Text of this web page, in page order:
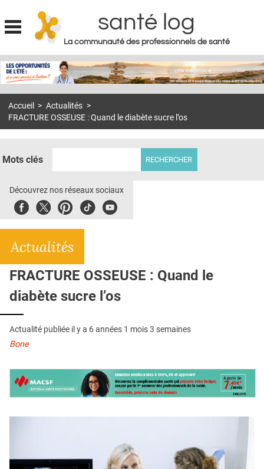
Jump to navigation
santé log
La communauté des professionnels de santé
MON COMPTE
S'ABONNER À LA REVUE SOIN À DOMICILE
DOSSIERS
E-REVUE SAD
L'APP
QUI SOMMES-NOUS ?
PUBLICITÉ
CONDITIONS GÉNÉRALES
CONTACT
Accueil > Actualités >
FRACTURE OSSEUSE : Quand le diabète sucre l’os
Mots clés
Découvrez nos réseaux sociaux
FacebookTwitterPinterest
TiktokYoubute
Actualités
FRACTURE OSSEUSE : Quand le
diabète sucre l’os
Actualité publiée il y a 6 années 1 mois 3 semaines
Bone